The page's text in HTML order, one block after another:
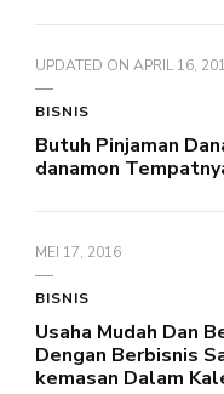
UPDATED ON APRIL 16,
BISNIS
Butuh Pinjaman
danamon
MEI 17, 2016
BISNIS
Usaha Mudah Dan
Dengan Berbisnis
kemasan Dalam